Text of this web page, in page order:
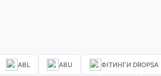
ABL ABU ФІТИНГИ DROPSA